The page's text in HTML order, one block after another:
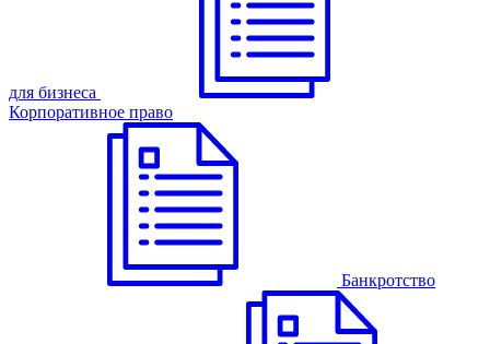
для бизнеса
Корпоративное право
Банкротство